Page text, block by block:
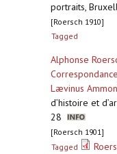
portraits,
[Roersch 1910]
Tagged
Alphonse
Lævinus
d’histoire et
28
[Roersch 1901]
Tagged